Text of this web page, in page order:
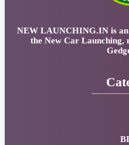
NEW LAUNCHING.IN is
the New Car Launching,